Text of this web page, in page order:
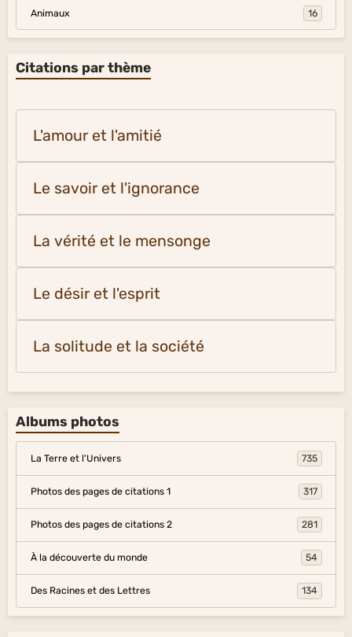
Animaux 16
Citations par thème
L'amour et l'amitié
Le savoir et l'ignorance
La vérité et le mensonge
Le désir et l'esprit
La solitude et la société
Albums photos
La Terre et l'Univers 735
Photos des pages de citations 1 317
Photos des pages de citations 2 281
À la découverte du monde 54
Des Racines et des Lettres 134